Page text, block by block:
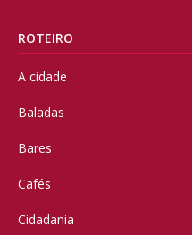
ROTEIRO
A cidade
Baladas
Bares
Cafés
Cidadania